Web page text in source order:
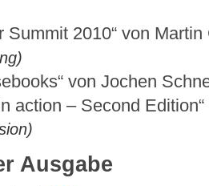
Summit 2010“ von
von Jochen
action – Second
Ausgabe